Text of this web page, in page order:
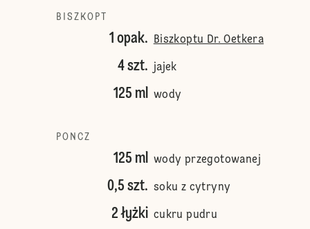
BISZKOPT
1 opak. Biszkoptu Dr. Oetkera
4 szt. jajek
125 ml wody
PONCZ
125 ml wody przegotowanej
0,5 szt. soku z cytryny
2 łyżki cukru pudru